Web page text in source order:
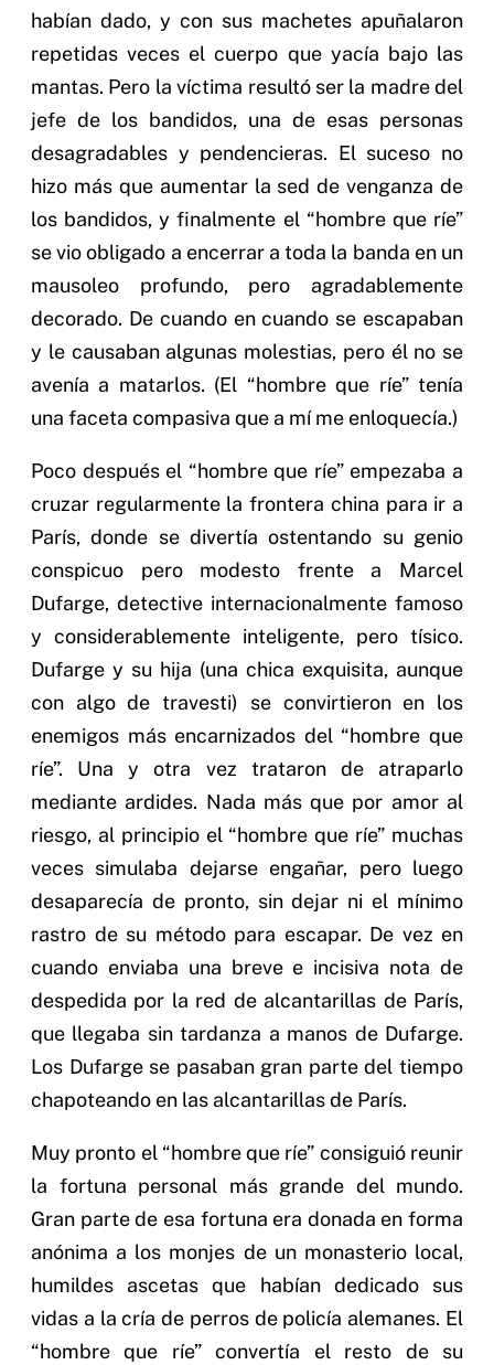
habían dado, y con sus machetes apuñalaron
repetidas veces el cuerpo que yacía bajo las
mantas. Pero la víctima resultó ser la madre del
jefe de los bandidos, una de esas personas
desagradables y pendencieras. El suceso no
hizo más que aumentar la sed de venganza de
los bandidos, y finalmente el “hombre que ríe”
se vio obligado a encerrar a toda la banda en un
mausoleo profundo, pero agradablemente
decorado. De cuando en cuando se escapaban
y le causaban algunas molestias, pero él no se
avenía a matarlos. (El “hombre que ríe” tenía
una faceta compasiva que a mí me enloquecía.)
Poco después el “hombre que ríe” empezaba a
cruzar regularmente la frontera china para ir a
París, donde se divertía ostentando su genio
conspicuo pero modesto frente a Marcel
Dufarge, detective internacionalmente famoso
y considerablemente inteligente, pero tísico.
Dufarge y su hija (una chica exquisita, aunque
con algo de travesti) se convirtieron en los
enemigos más encarnizados del “hombre que
ríe”. Una y otra vez trataron de atraparlo
mediante ardides. Nada más que por amor al
riesgo, al principio el “hombre que ríe” muchas
veces simulaba dejarse engañar, pero luego
desaparecía de pronto, sin dejar ni el mínimo
rastro de su método para escapar. De vez en
cuando enviaba una breve e incisiva nota de
despedida por la red de alcantarillas de París,
que llegaba sin tardanza a manos de Dufarge.
Los Dufarge se pasaban gran parte del tiempo
chapoteando en las alcantarillas de París.
Muy pronto el “hombre que ríe” consiguió reunir
la fortuna personal más grande del mundo.
Gran parte de esa fortuna era donada en forma
anónima a los monjes de un monasterio local,
humildes ascetas que habían dedicado sus
vidas a la cría de perros de policía alemanes. El
“hombre que ríe” convertía el resto de su